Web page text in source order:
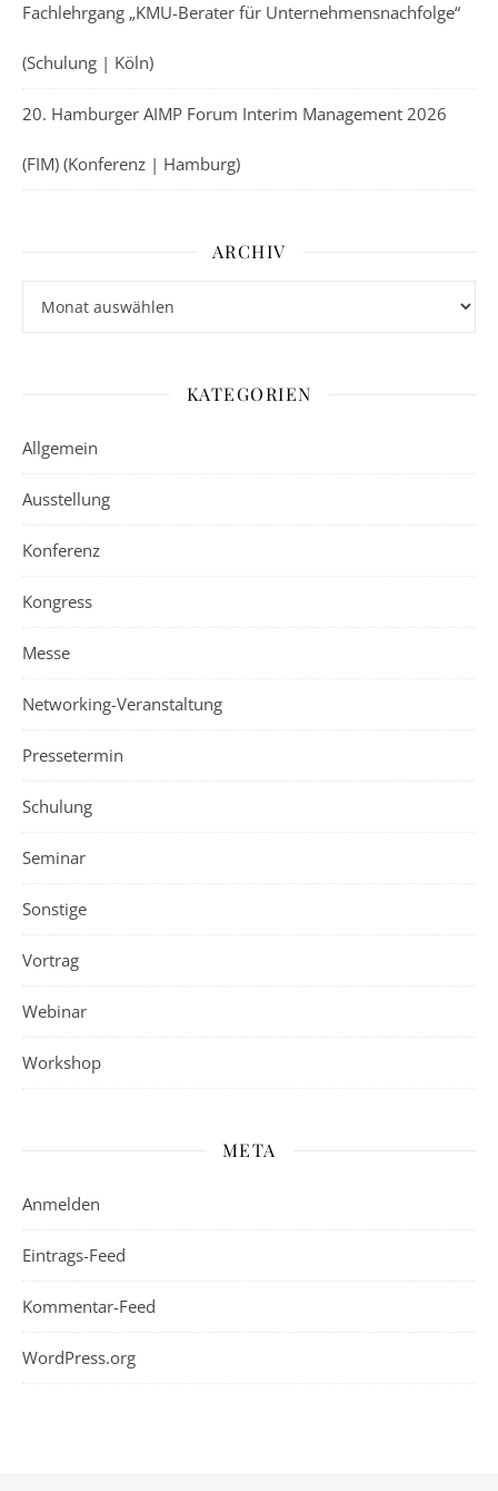
Fachlehrgang „KMU-Berater für Unternehmensnachfolge“
(Schulung | Köln)
20. Hamburger AIMP Forum Interim Management 2026
(FIM) (Konferenz | Hamburg)
ARCHIV
KATEGORIEN
Allgemein
Ausstellung
Konferenz
Kongress
Messe
Networking-Veranstaltung
Pressetermin
Schulung
Seminar
Sonstige
Vortrag
Webinar
Workshop
META
Anmelden
Eintrags-Feed
Kommentar-Feed
WordPress.org